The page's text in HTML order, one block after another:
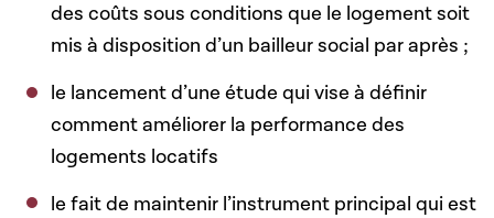
des coûts sous conditions que le logement soit
mis à disposition d’un bailleur social par après ;
le lancement d’une étude qui vise à définir
comment améliorer la performance des
logements locatifs
le fait de maintenir l’instrument principal qui est